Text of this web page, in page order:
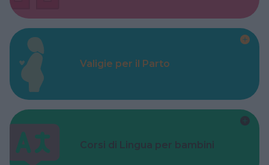
Valigie per il Parto
Corsi di Lingua per bambini